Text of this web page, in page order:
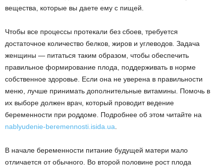
вещества, которые вы даете ему с пищей.
Чтобы все процессы протекали без сбоев, требуется
достаточное количество белков, жиров и углеводов. Задача
женщины — питаться таким образом, чтобы обеспечить
правильное формирование плода, поддерживать в норме
собственное здоровье. Если она не уверена в правильности
меню, лучше принимать дополнительные витамины. Помочь в
их выборе должен врач, который проводит ведение
беременности при роддоме. Подробнее об этом читайте на
nablyudenie-beremennosti.isida.ua
В начале беременности питание будущей матери мало
отличается от обычного. Во второй половине рост плода